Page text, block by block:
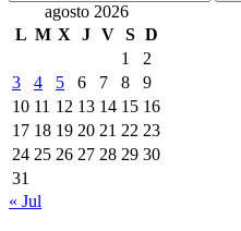
agosto 2026
L M X J V S D
1
2
3
4 5 6 7 8
9
10 11 12 13 14 15 16
17 18 19 20 21 22 23
24 25 26 27 28 29 30
31
« Jul